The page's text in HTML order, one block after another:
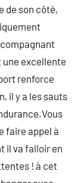
de son côté,
excellente
renforce
il y a les sauts
faire appel à
il va falloir en
! à cet